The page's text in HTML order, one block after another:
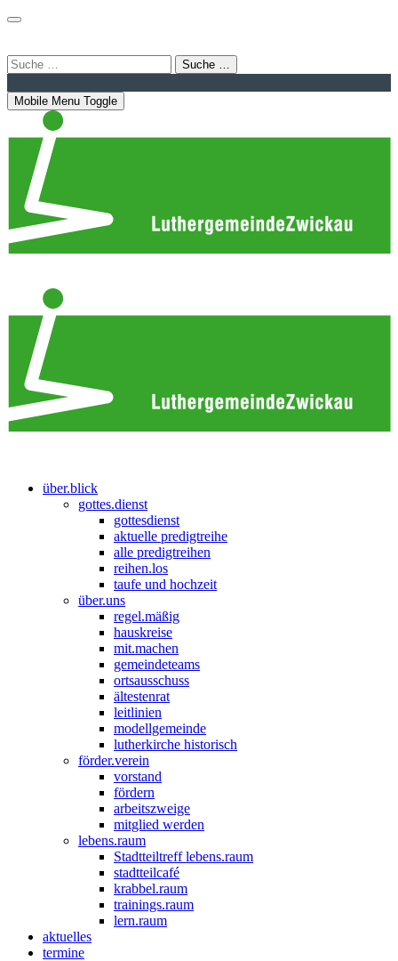
Suche …
Mobile Menu Toggle
über.blick
gottes.dienst
gottesdienst
aktuelle predigtreihe
alle predigtreihen
reihen.los
taufe und hochzeit
über.uns
regel.mäßig
hauskreise
mit.machen
gemeindeteams
ortsausschuss
ältestenrat
leitlinien
modellgemeinde
lutherkirche historisch
förder.verein
vorstand
fördern
arbeitszweige
mitglied werden
lebens.raum
Stadtteiltreff lebens.raum
stadtteilcafé
krabbel.raum
trainings.raum
lern.raum
aktuelles
termine